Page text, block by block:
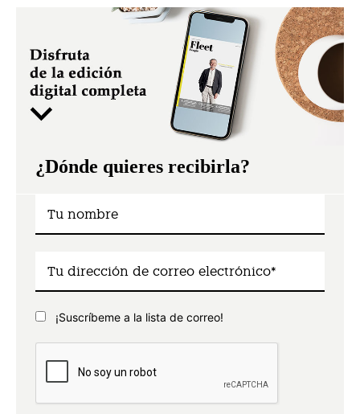
¿Dónde quieres recibirla?
¡Suscríbeme a la lista de correo!